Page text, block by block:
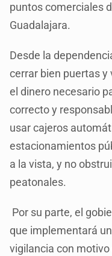
puntos comerciales
Guadalajara.
Desde la
cerrar bien puertas y
el dinero necesario
correcto y
usar cajeros
estacionamientos
a la vista, y no
peatonales.
Por su parte, el
que implementará
vigilancia con motivo